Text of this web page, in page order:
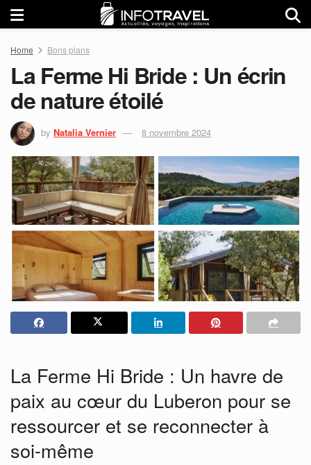
Home Bons plans
La Ferme Hi Bride : Un écrin
de nature étoilé
by Natalia Vernier 8 novembre 2024
La Ferme Hi Bride : Un havre de
paix au cœur du Luberon pour se
ressourcer et se reconnecter à
soi-même